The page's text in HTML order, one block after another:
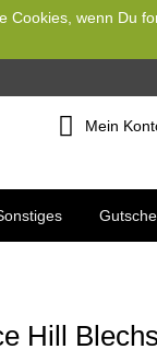
wenn Du
Mein
Hill